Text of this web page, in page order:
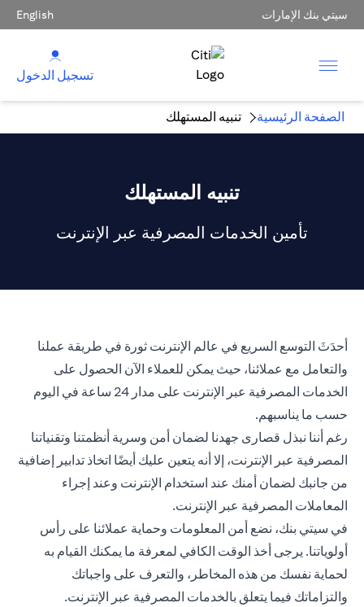
سيتي بنك الإمارات English
تسجيل الدخول
الصفحة الرئيسية تنبيه المستهلك
تنبيه المستهلك
تأمين الخدمات المصرفية عبر الإنترنت
أحدَثَ التوسع السريع في عالم الإنترنت ثورة في طريقة عملنا
والتعامل مع عملائنا، حيث يمكن للعملاء الآن الحصول على
الخدمات المصرفية عبر الإنترنت على مدار 24 ساعة في اليوم
حسب ما يناسبهم.
رغم أننا نبذل قصارى جهدنا لضمان أمن وسرية أنظمتنا وتقنياتنا
المصرفية عبر الإنترنت، إلا أنه يتعين عليك أيضًا اتخاذ تدابير إضافية
من جانبك لضمان أمنك عند استخدام الإنترنت وعند إجراء
المعاملات المصرفية عبر الإنترنت.
في سيتي بنك، نضع أمن المعلومات وحماية عملائنا على رأس
أولوياتنا. يرجى أخذ الوقت الكافي لمعرفة ما يمكنك القيام به
لحماية نفسك من هذه المخاطر، والتعرف على واجباتك
والتزاماتك فيما يتعلق بالخدمات المصرفية عبر الإنترنت.